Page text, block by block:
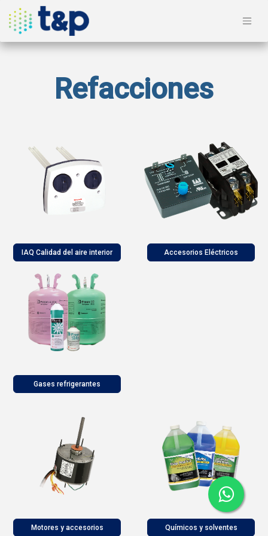
Refacciones
IAQ Calidad del aire interior Accesorios Eléctricos
Gases refrigerantes
Motores y accesorios Químicos y solventes